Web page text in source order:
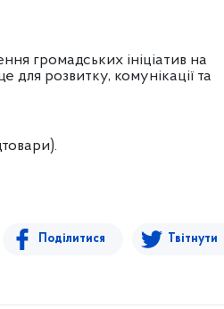
громадських ініціатив на
для розвитку, комунікації та
Поділитися Твітнути